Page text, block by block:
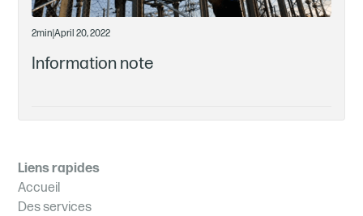
2min |April 20, 2022
Information note
Liens rapides
Accueil
Des services